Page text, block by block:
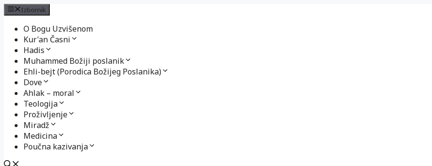
Izbornik
O Bogu Uzvišenom
Kur'an Časni
Hadis
Muhammed Božiji poslanik
Ehli-bejt (Porodica Božijeg Poslanika)
Dove
Ahlak – moral
Teologija
Proživljenje
Miradž
Medicina
Poučna kazivanja